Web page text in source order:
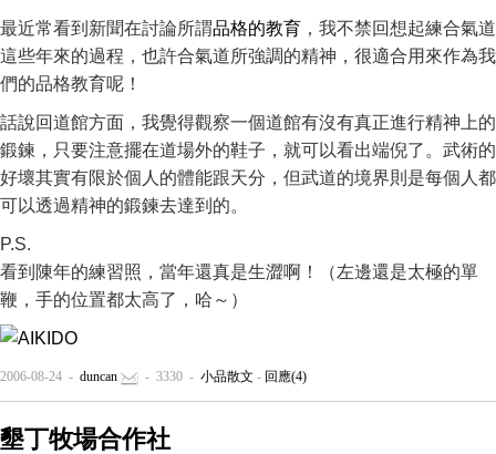
最近常看到新聞在討論所謂品格的教育 ，我不禁回想起練合氣道
這些年來的過程，也許合氣道所強調的精神，很適合用來作為我
們的品格教育呢！
話說回道館方面，我覺得觀察一個道館有沒有真正進行精神上的
鍛鍊，只要注意擺在道場外的鞋子，就可以看出端倪了。武術的
好壞其實有限於個人的體能跟天分，但武道的境界則是每個人都
可以透過精神的鍛鍊去達到的。
P.S.
看到陳年的練習照，當年還真是生澀啊！（左邊還是太極的單
鞭，手的位置都太高了，哈～）
2006-08-24 - duncan - 3330 - 小品散文 - 回應(4)
墾丁牧場合作社